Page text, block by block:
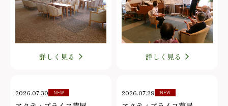
詳しく見る 詳しく見る
2026.07.30 NEW 2026.07.29 NEW